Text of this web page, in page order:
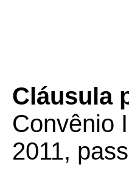
Cláusula
Convênio
2011,